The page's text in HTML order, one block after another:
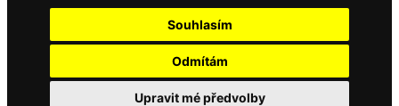
Souhlasím
Odmítám
Upravit mé předvolby